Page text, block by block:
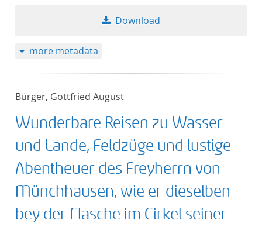
Download
more metadata
Bürger, Gottfried August
Wunderbare Reisen zu Wasser
und Lande, Feldzüge und lustige
Abentheuer des Freyherrn von
Münchhausen, wie er dieselben
bey der Flasche im Cirkel seiner